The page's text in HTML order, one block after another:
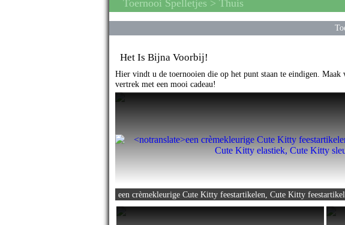
Toernooi Spelletjes > Thuis
Het Is Bijna Voorbij!
Hier vindt u de toernooien die op het punt staan te eindigen.
vertrek met een mooi cadeau!